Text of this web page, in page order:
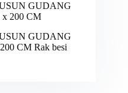
GUDANG
200 CM
GUDANG
CM Rak besi